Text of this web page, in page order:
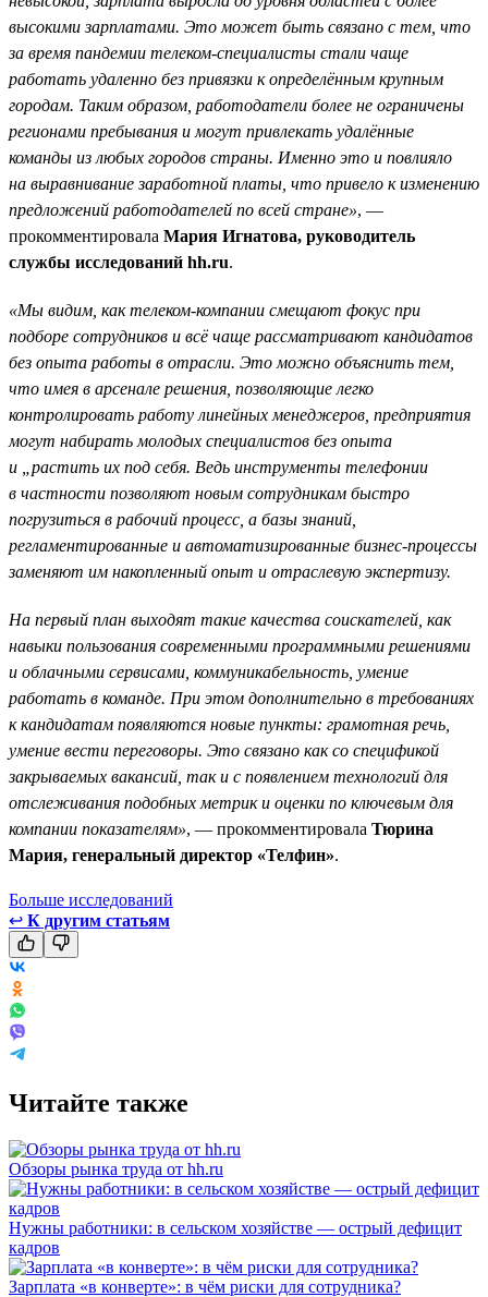
высокими зарплатами. Это может быть связано с тем, что
за время пандемии телеком-специалисты стали чаще
работать удаленно без привязки к определённым крупным
городам. Таким образом, работодатели более не ограничены
регионами пребывания и могут привлекать удалённые
команды из любых городов страны. Именно это и повлияло
на выравнивание заработной платы, что привело к изменению
предложений работодателей по всей стране», —
прокомментировала Мария Игнатова, руководитель
службы исследований hh.ru.
«Мы видим, как телеком-компании смещают фокус при
подборе сотрудников и всё чаще рассматривают кандидатов
без опыта работы в отрасли. Это можно объяснить тем,
что имея в арсенале решения, позволяющие легко
контролировать работу линейных менеджеров, предприятия
могут набирать молодых специалистов без опыта
и „растить их под себя. Ведь инструменты телефонии
в частности позволяют новым сотрудникам быстро
погрузиться в рабочий процесс, а базы знаний,
регламентированные и автоматизированные бизнес-процессы
заменяют им накопленный опыт и отраслевую экспертизу.
На первый план выходят такие качества соискателей, как
навыки пользования современными программными решениями
и облачными сервисами, коммуникабельность, умение
работать в команде. При этом дополнительно в требованиях
к кандидатам появляются новые пункты: грамотная речь,
умение вести переговоры. Это связано как со спецификой
закрываемых вакансий, так и с появлением технологий для
отслеживания подобных метрик и оценки по ключевым для
компании показателям», — прокомментировала Тюрина
Мария, генеральный директор «Телфин».
Больше исследований
↩ К другим статьям
Читайте также
Обзоры рынка труда от hh.ru
Нужны работники: в сельском хозяйстве — острый дефицит
кадров
Зарплата «в конверте»: в чём риски для сотрудника?